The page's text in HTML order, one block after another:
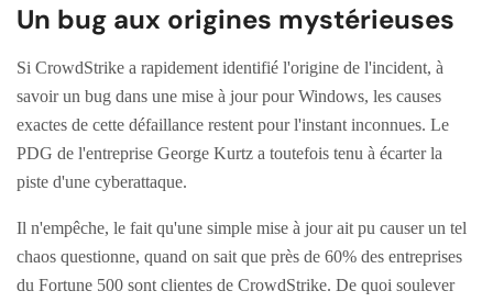
Un bug aux origines mystérieuses
Si CrowdStrike a rapidement identifié l'origine de l'incident, à
savoir un bug dans une mise à jour pour Windows, les causes
exactes de cette défaillance restent pour l'instant inconnues. Le
PDG de l'entreprise George Kurtz a toutefois tenu à écarter la
piste d'une cyberattaque.
Il n'empêche, le fait qu'une simple mise à jour ait pu causer un tel
chaos questionne, quand on sait que près de 60% des entreprises
du Fortune 500 sont clientes de CrowdStrike. De quoi soulever